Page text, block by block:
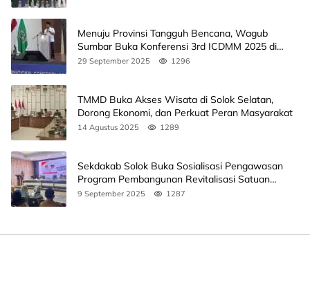
Menuju Provinsi Tangguh Bencana, Wagub
Sumbar Buka Konferensi 3rd ICDMM 2025 di
Unand
29 September 2025 1296
TMMD Buka Akses Wisata di Solok Selatan,
Dorong Ekonomi, dan Perkuat Peran Masyarakat
14 Agustus 2025 1289
Sekdakab Solok Buka Sosialisasi Pengawasan
Program Pembangunan Revitalisasi Satuan
Pendidikan
9 September 2025 1287